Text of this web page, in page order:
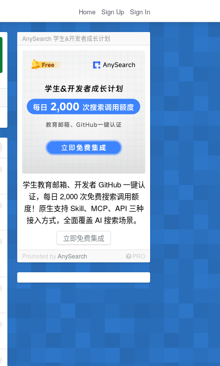
Home Sign Up Sign In
AnySearch 学生&开发者成长计划
学生教育邮箱、开发者 GitHub 一键认
证，每日 2,000 次免费搜索调用额
度！原生支持 Skill、MCP、API 三种
接入方式，全面覆盖 AI 搜索场景。
立即免费集成
Promoted byAnySearch PRO